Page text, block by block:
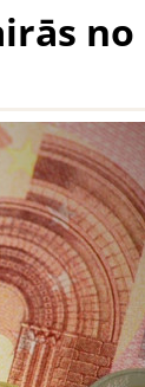
no